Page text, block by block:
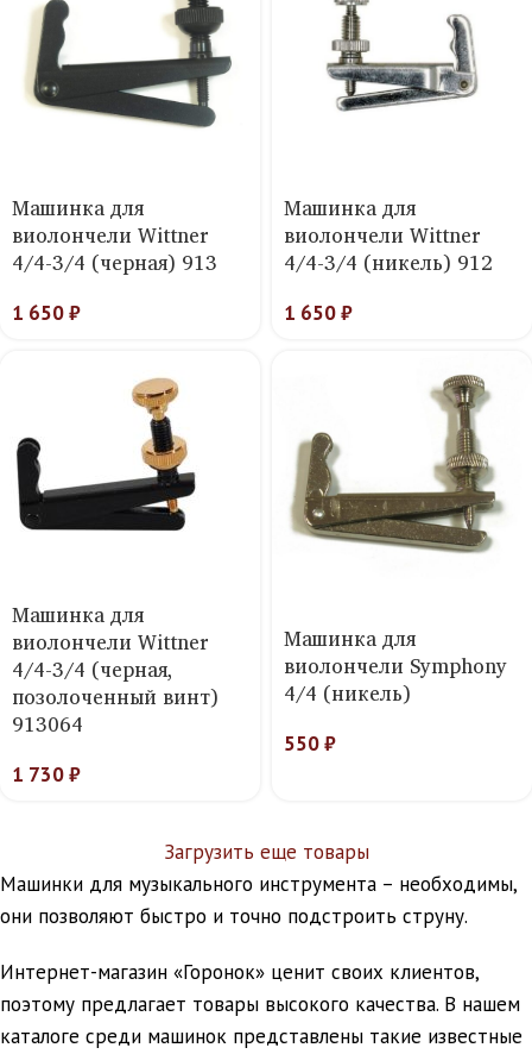
Машинка для
виолончели Wittner
4/4-3/4 (черная) 913
1 650₽
Машинка для
виолончели Wittner
4/4-3/4 (никель) 912
1 650₽
Машинка для
виолончели Wittner
4/4-3/4 (черная,
позолоченный винт)
913064
1 730₽
Машинка для
виолончели Symphony
4/4 (никель)
550₽
Загрузить еще товары
Машинки для музыкального инструмента – необходимы,
они позволяют быстро и точно подстроить струну.
Интернет-магазин «Горонок» ценит своих клиентов,
поэтому предлагает товары высокого качества. В нашем
каталоге среди машинок представлены такие известные